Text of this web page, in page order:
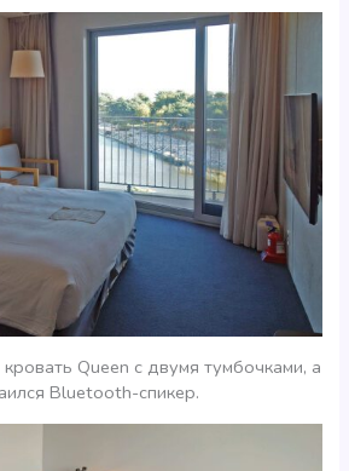
Queen с двумя тумбочками, а
Bluetooth-спикер.